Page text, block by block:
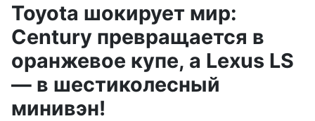
Toyota шокирует мир:
Century превращается в
оранжевое купе, а Lexus LS
— в шестиколесный
минивэн!